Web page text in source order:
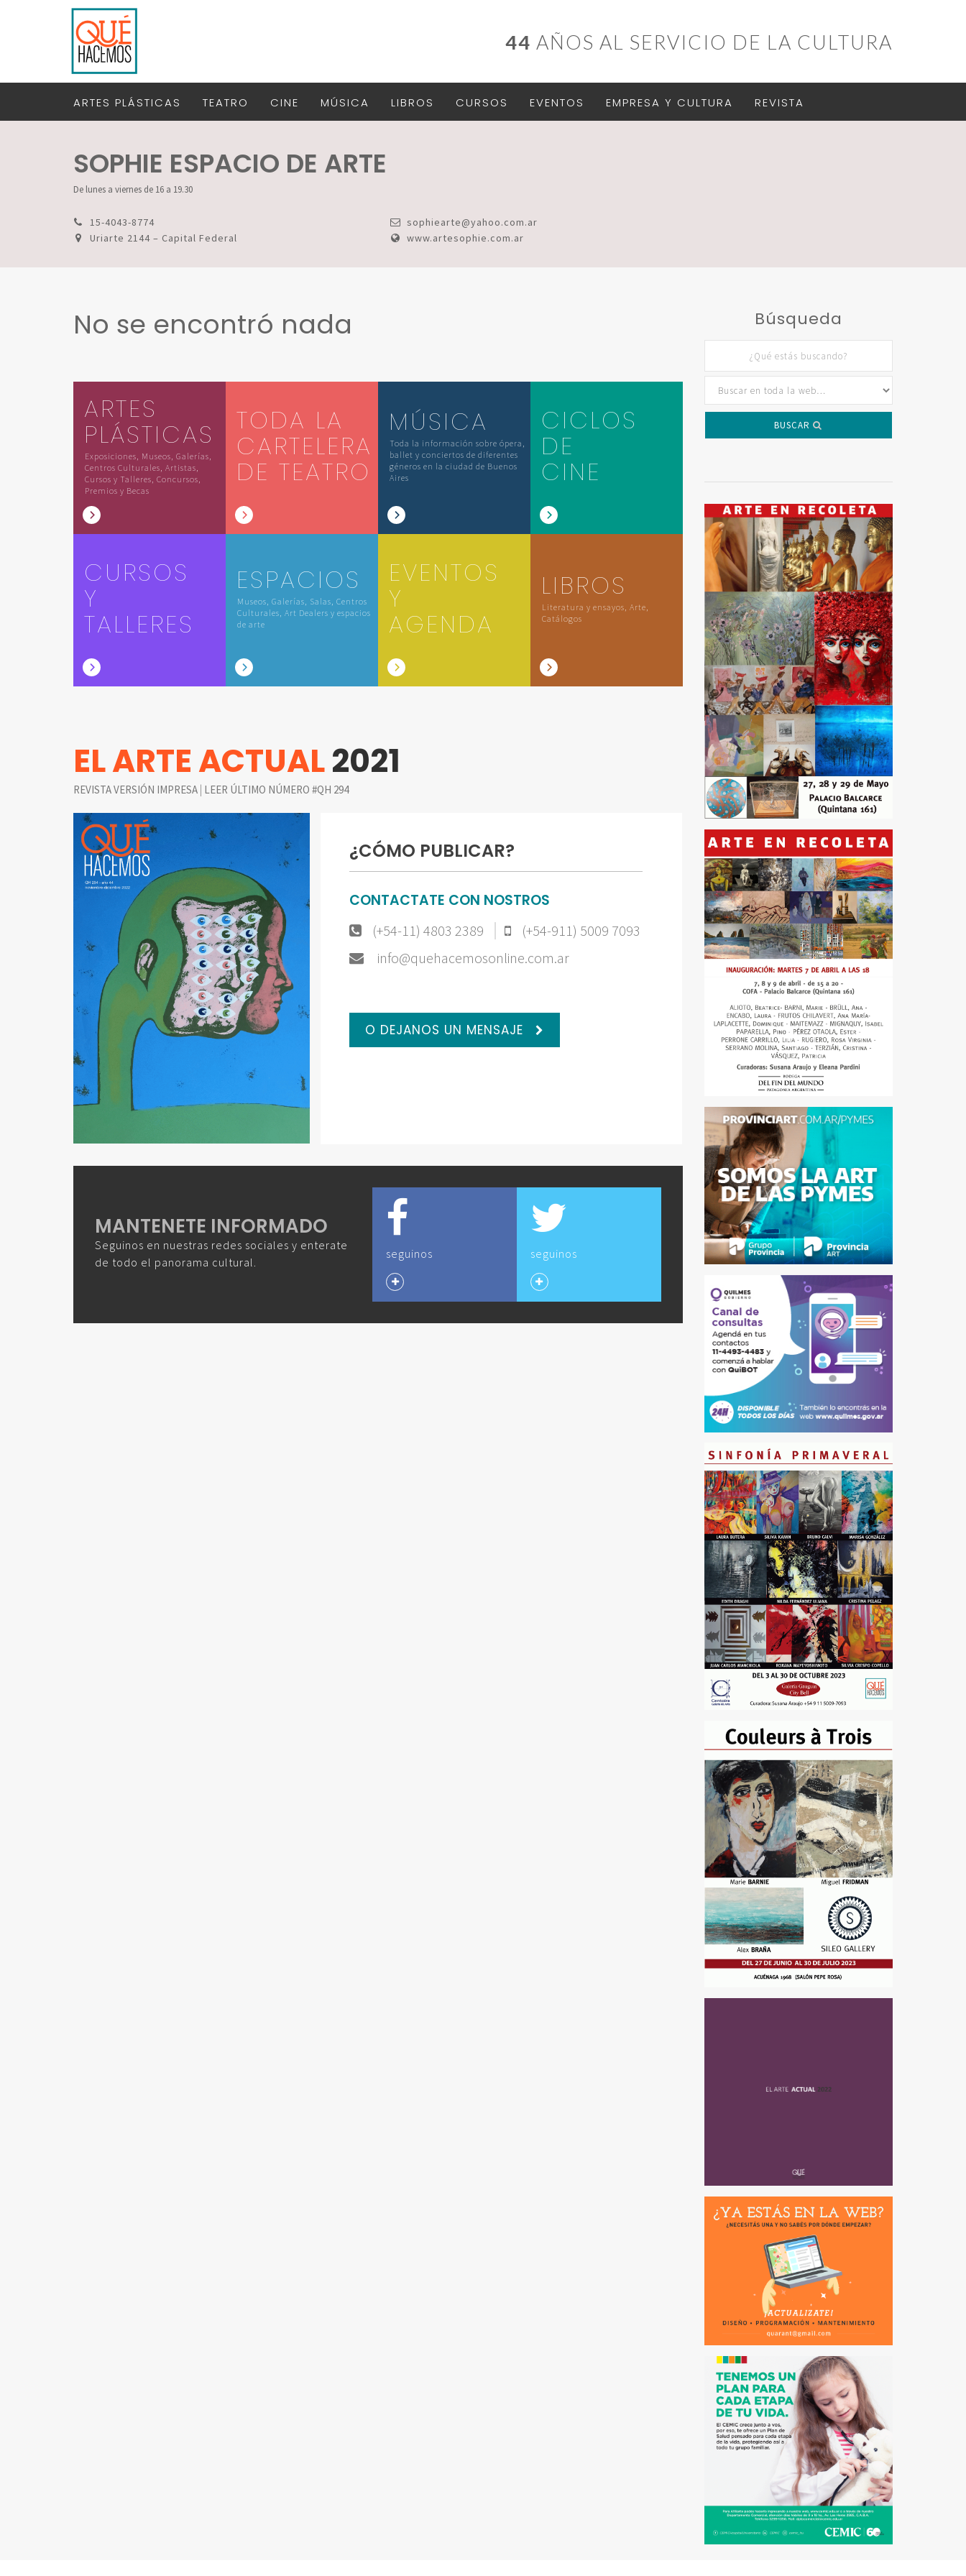
44 AÑOS AL SERVICIO DE LA CULTURA
ARTES PLÁSTICAS TEATRO CINE MÚSICA LIBROS CURSOS EVENTOS EMPRESA Y CULTURA REVISTA
SOPHIE ESPACIO DE ARTE
De lunes a viernes de 16 a 19.30
15-4043-8774
sophiearte@yahoo.com.ar
Uriarte 2144 – Capital Federal
www.artesophie.com.ar
No se encontró nada
ARTES
PLÁSTICAS
Exposiciones, Museos, Galerías,
Centros Culturales, Artistas,
Cursos y Talleres, Concursos,
Premios y Becas
TODA LA
CARTELERA
DE TEATRO
MÚSICA
Toda la información sobre ópera,
ballet y conciertos de diferentes
géneros en la ciudad de Buenos
Aires
CICLOS
DE
CINE
CURSOS
Y
TALLERES
ESPACIOS
Museos, Galerías, Salas, Centros
Culturales, Art Dealers y espacios
de arte
EVENTOS
Y
AGENDA
LIBROS
Literatura y ensayos, Arte,
Catálogos
EL ARTE ACTUAL2021
REVISTA VERSIÓN IMPRESA | LEER ÚLTIMO NÚMERO #QH 294
¿CÓMO PUBLICAR?
CONTACTATE CON NOSTROS
(+54-11) 4803 2389
(+54-911) 5009 7093
info@quehacemosonline.com.ar
O DEJANOS UN MENSAJE
MANTENETE INFORMADO
Seguinos en nuestras redes sociales y enterate
de todo el panorama cultural.
seguinos seguinos
Búsqueda
BUSCAR